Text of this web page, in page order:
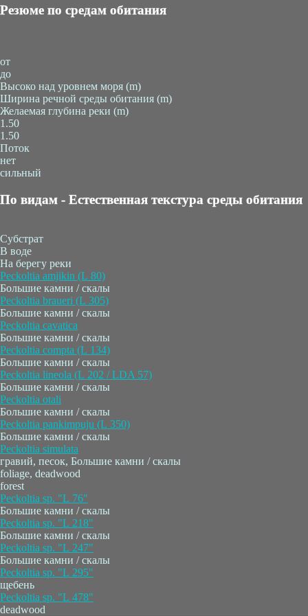
Резюме по средам обитания
от
до
Высоко над уровнем моря (m)
Ширина речной среды обитания (m)
Желаемая глубина реки (m)
1.50
1.50
Поток
нет
сильный
По видам - Естественная текстура среды обитания
Субстрат
В воде
На берегу реки
Peckoltia amjikin (L 80)
Большие камни / скалы
Peckoltia braueri (L 305)
Большие камни / скалы
Peckoltia cavatica
Большие камни / скалы
Peckoltia compta (L 134)
Большие камни / скалы
Peckoltia lineola (L 202 / LDA 57)
Большие камни / скалы
Peckoltia otali
Большие камни / скалы
Peckoltia pankimpuju (L 350)
Большие камни / скалы
Peckoltia simulata
гравий, песок, Большие камни / скалы
foliage, deadwood
forest
Peckoltia sp. "L 76"
Большие камни / скалы
Peckoltia sp. "L 218"
Большие камни / скалы
Peckoltia sp. "L 247"
Большие камни / скалы
Peckoltia sp. "L 295"
щебень
Peckoltia sp. "L 478"
deadwood